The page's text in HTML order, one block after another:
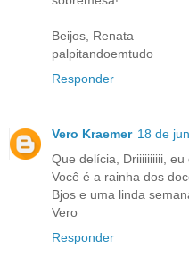
Beijos, Renata
palpitandoemtudo
Responder
Vero Kraemer 18 de
Que delícia, Driiiiiiiiii, eu
Você é a rainha dos
Bjos e uma linda
Vero
Responder